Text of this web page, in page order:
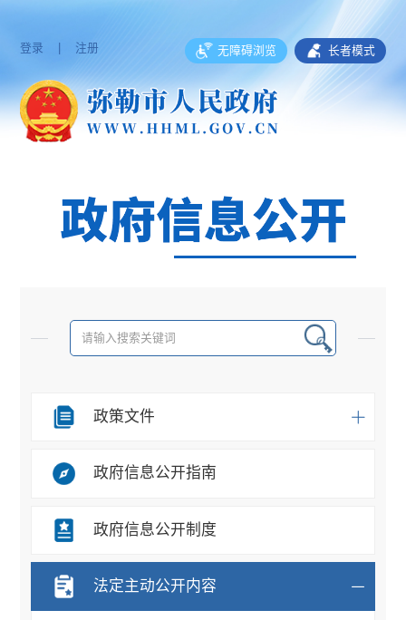
登录 | 注册 无障碍浏览 长者模式
政策文件
政府信息公开指南
政府信息公开制度
法定主动公开内容